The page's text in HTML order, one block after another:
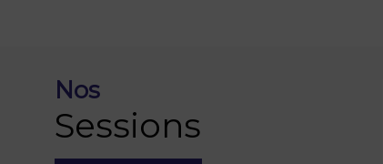
Nos
Sessions